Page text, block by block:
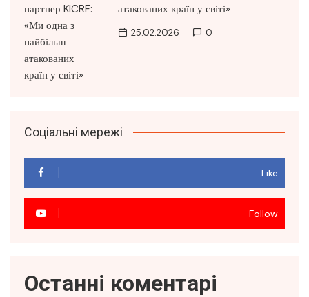
атакованих країн у світі»
25.02.2026 0
Соціальні мережі
Like
Follow
Останні коментарі